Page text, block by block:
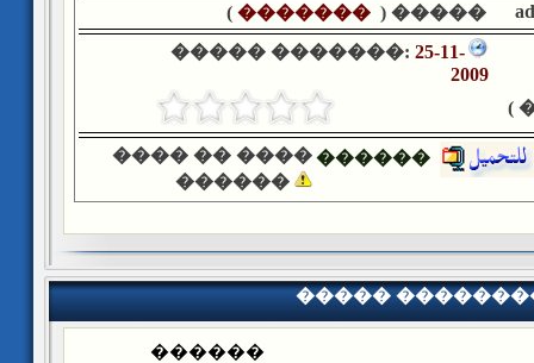
����� (
�������
)
����� �������: 25-11-
2009
���� �� ����
������
������
�����
������